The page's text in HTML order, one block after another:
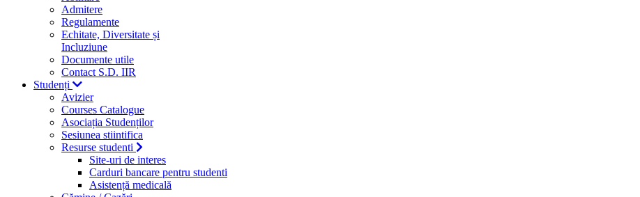
Admitere
Regulamente
Echitate, Diversitate și
Incluziune
Documente utile
Contact S.D. IIR
Studenți
Avizier
Courses Catalogue
Asociația Studenților
Sesiunea stiintifica
Resurse studenti
Site-uri de interes
Carduri bancare pentru studenti
Asistență medicală